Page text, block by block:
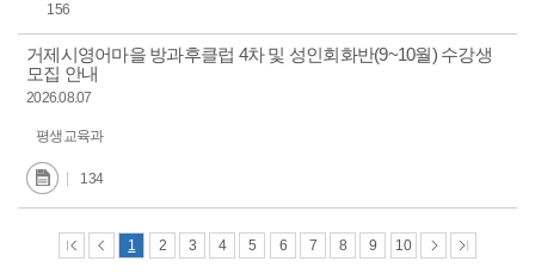
156
거제시영어마을 방과후클럽 4차 및 성인회화반(9~10월) 수강생
모집 안내
2026.08.07
평생교육과
134
1 2 3 4 5 6 7 8 9 10